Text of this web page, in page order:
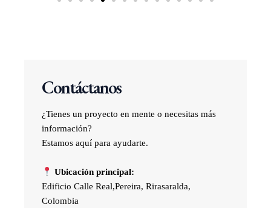
Contáctanos
¿Tienes un proyecto en mente o necesitas más
información?
Estamos aquí para ayudarte.
Ubicación principal:
Edificio Calle Real,Pereira, Rirasaralda,
Colombia